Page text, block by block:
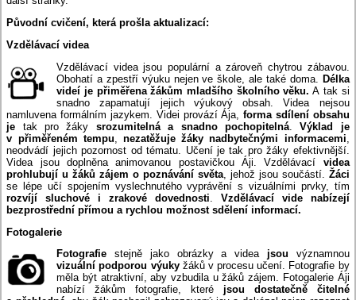
Původní cvičení, která prošla aktualizací:
Vzdělávací videa
Vzdělávací videa jsou populární a zároveň chytrou zábavou.
Obohatí a zpestří výuku nejen ve škole, ale také doma.
Délka
videí je přiměřena žákům mladšího školního věku. A tak si
snadno zapamatují jejich výukový obsah. Videa nejsou
namluvena formálním jazykem. Videi provází Ája,forma sdílení obsahu
je tak pro žáky srozumitelná a snadno pochopitelná.Výklad je
v přiměřeném tempu
nezatěžuje žáky nadbytečnými informacemi
neodvádí jejich pozornost od tématu. Učení je tak pro žáky efektivnější.
Videa jsou doplněna animovanou postavičkou Áji. Vzdělávací videa
prohlubují u žáků zájem o poznávání světa, jehož jsou součástí. Žáci
se lépe učí spojením vyslechnutého vyprávění s vizuálními prvky, tím
rozvíjí sluchové i zrakové dovednosti
Vzdělávací vide nabízejí
bezprostřední přímou a rychlou možnost sdělení informací.
Fotogalerie
Fotografie stejně jako obrázky a videa jsou významnou
vizuální podporou výuky žáků v procesu učení. Fotografie by
měla být atraktivní, aby vzbudila u žáků zájem. Fotogalerie Áji
nabízí žákům fotografie, kteréjsou dostatečně čitelné